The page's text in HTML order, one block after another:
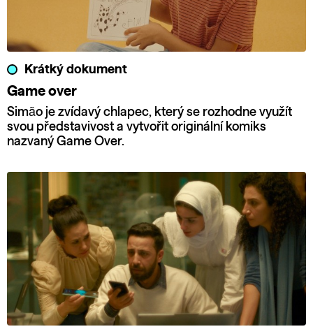
Krátký dokument
Game over
Simão je zvídavý chlapec, který se rozhodne využít
svou představivost a vytvořit originální komiks
nazvaný Game Over.